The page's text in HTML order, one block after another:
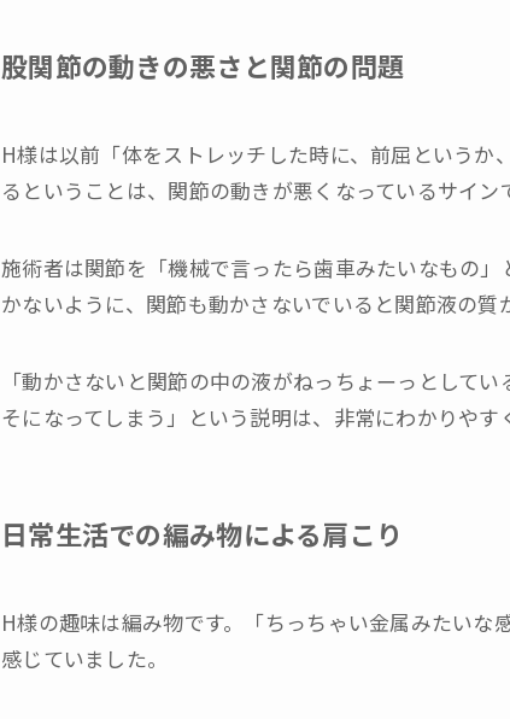
股関節の動きの悪さと関節の問題
H様は以前「体をストレッチした時に、前屈という
るということは、関節の動きが悪くなっているサイン
施術者は関節を「機械で言ったら歯車みたいなもの
かないように、関節も動かさないでいると関節液の質
「動かさないと関節の中の液がねっちょーっとして
そになってしまう」という説明は、非常にわかりやす
日常生活での編み物による肩こり
H様の趣味は編み物です。「ちっちゃい金属みたい
感じていました。